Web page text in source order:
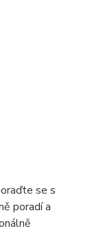
se s
poradí a